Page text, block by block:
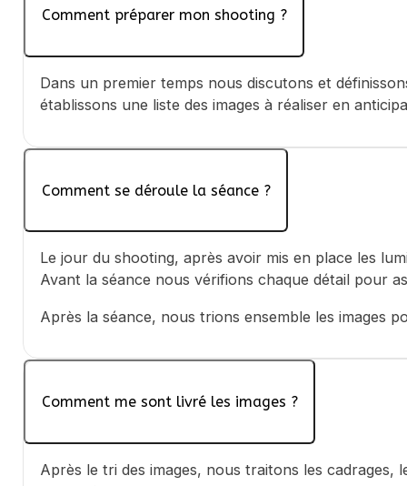
Comment préparer mon shooting ?
Dans un premier temps nous discutons et
établissons une liste des images à réaliser en
Comment se déroule la séance ?
Le jour du shooting, après avoir mis en place les
Avant la séance nous vérifions chaque détail pour
Après la séance, nous trions ensemble les images
Comment me sont livré les images ?
Après le tri des images, nous traitons les